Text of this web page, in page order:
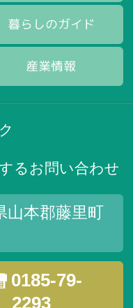
るお問い合わせ
本郡藤里町
0185-79-
2293